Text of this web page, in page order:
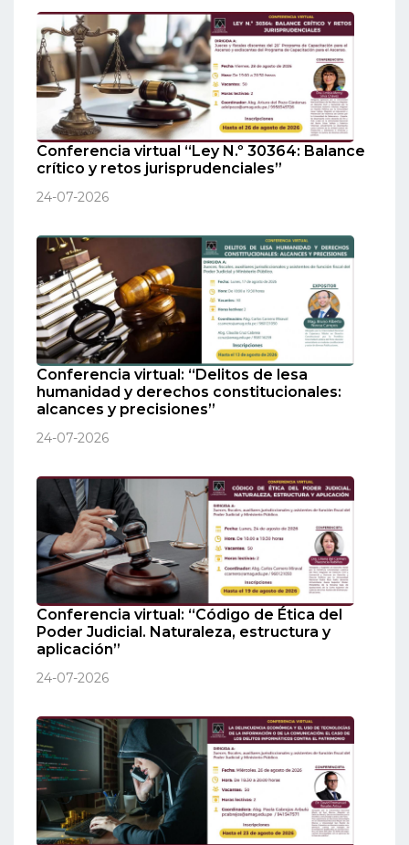
Conferencia virtual “Ley N.º 30364: Balance
crítico y retos jurisprudenciales”
24-07-2026
Conferencia virtual: “Delitos de lesa
humanidad y derechos constitucionales:
alcances y precisiones”
24-07-2026
Conferencia virtual: “Código de Ética del
Poder Judicial. Naturaleza, estructura y
aplicación”
24-07-2026